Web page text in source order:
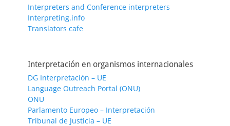
Interpreters and Conference interpreters
Interpreting.info
Translators cafe
Interpretación en organismos internacionales
DG Interpretación – UE
Language Outreach Portal (ONU)
ONU
Parlamento Europeo – Interpretación
Tribunal de Justicia – UE